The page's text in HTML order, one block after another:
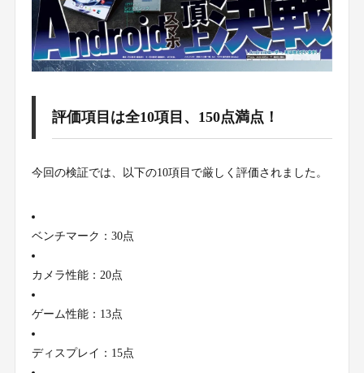
評価項目は全10項目、150点満点！
今回の検証では、以下の10項目で厳しく評価されました。
ベンチマーク：30点
カメラ性能：20点
ゲーム性能：13点
ディスプレイ：15点